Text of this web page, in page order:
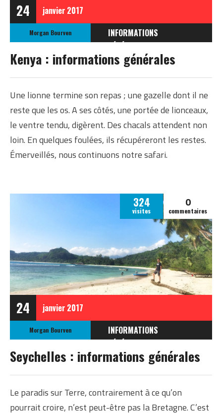
24 janvier 2017
Morgan Bourven
INFORMATIONS
INFORMATIONS
GÉNÉRALES SUR LE
KENYA
Kenya : informations générales
Une lionne termine son repas ; une gazelle dont il ne
reste que les os. A ses côtés, une portée de lionceaux,
le ventre tendu, digèrent. Des chacals attendent non
loin. En quelques foulées, ils récupéreront les restes.
Émerveillés, nous continuons notre safari.
24 janvier 2017
324
visites
0
commentaires
Morgan Bourven
INFORMATIONS
INFORMATIONS
GÉNÉRALES SUR LES
SEYCHELLES
Seychelles : informations générales
Le paradis sur Terre, contrairement à ce qu’on
pourrait croire, n’est peut-être pas la Bretagne. C’est